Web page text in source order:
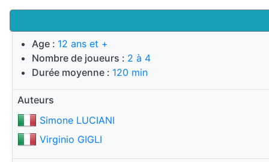
Age : 12 ans et +
Nombre de joueurs : 2 à 4
Durée moyenne : 120 min
Auteurs
Simone LUCIANI
Virginio GIGLI